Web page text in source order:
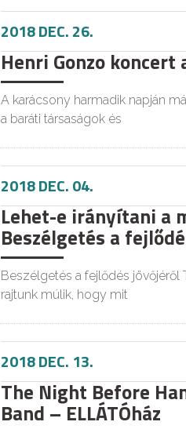
2018 DEC. 26.
Henri Gonzo
A karácsony harmadik napján
a baráti társaságok és
2018 DEC. 04.
Lehet-e irányítani a
Beszélgetés a
Beszélgetés a fejlődés jövőjéről
rajtunk múlik, hogy mit
2018 DEC. 13.
The Night Before
Band – ELLÁTÓház